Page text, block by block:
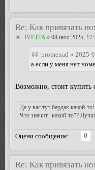
Re: Как привязать
IVETTA» 08 июл 2025,
promenad » 2025-
а если у меня нет
Возможно, стоит купить
– Да у вас тут бардак какой-то!
– Что значит "какой-то"?
Оцени сообщение: 0
Re: Как привязать